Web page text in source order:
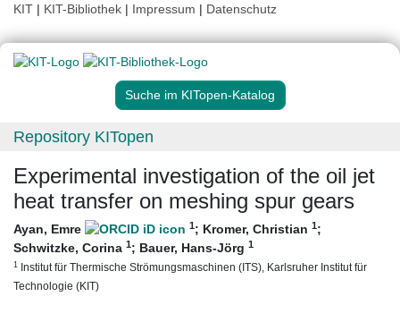
KIT | KIT-Bibliothek | Impressum | Datenschutz
Suche im KITopen-Katalog
Repository KITopen
Experimental investigation of the oil jet
heat transfer on meshing spur gears
Ayan, Emre 1; Kromer, Christian 1;
Schwitzke, Corina 1; Bauer, Hans-Jörg 1
1 Institut für Thermische Strömungsmaschinen (ITS), Karlsruher Institut für
Technologie (KIT)